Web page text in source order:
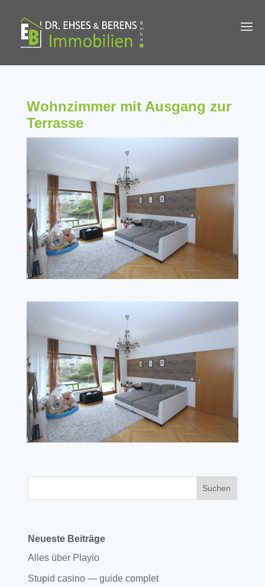
Wohnzimmer mit Ausgang zur
Terrasse
Neueste Beiträge
Alles über Playio
Stupid casino — guide complet